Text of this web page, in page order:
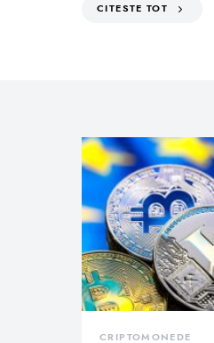
CITESTE TOT
CRIPTOMONEDE